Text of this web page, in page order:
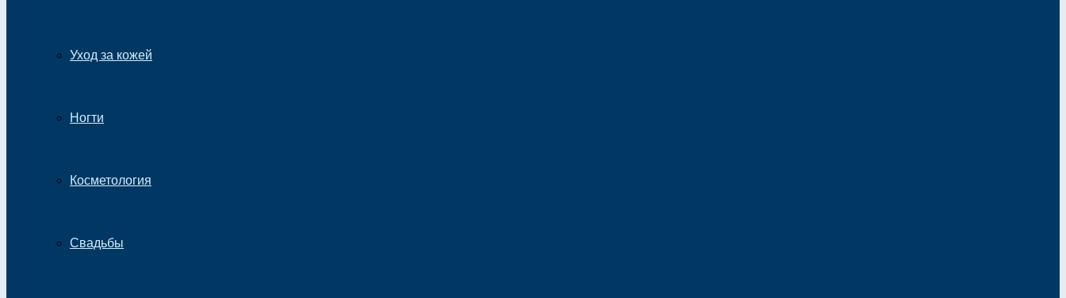
Уход за кожей
Ногти
Косметология
Свадьбы